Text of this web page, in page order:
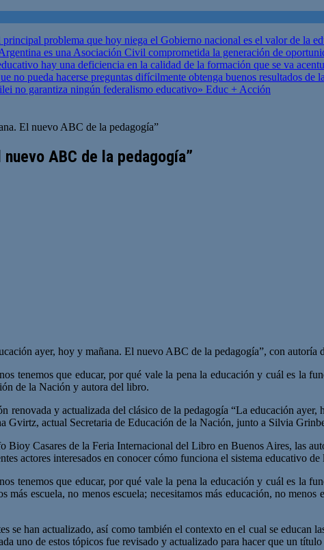
problema que hoy niega el Gobierno nacional es el valor de la
es una Asociación Civil comprometida la generación de
hay una deficiencia en la calidad de la formación que se va
no pueda hacerse preguntas difícilmente obtenga buenos resultados de
no garantiza ningún federalismo educativo» Educ + Acción
El nuevo ABC de la pedagogía”
ABC de la pedagogía”
ayer, hoy y mañana. El nuevo ABC de la pedagogía”, con
tenemos que educar, por qué vale la pena la educación y cuál es la
de la Nación y autora del libro.
renovada y actualizada del clásico de la pedagogía “La educación
Gvirtz, actual Secretaria de Educación de la Nación, junto a Silvia
Bioy Casares de la Feria Internacional del Libro en Buenos Aires, las
actores interesados en conocer cómo funciona el sistema educativo
tenemos que educar, por qué vale la pena la educación y cuál es la
más escuela, no menos escuela; necesitamos más educación, no
se han actualizado, así como también el contexto en el cual se educan
uno de estos tópicos fue revisado y actualizado para hacer que un